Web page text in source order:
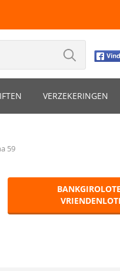
VERZEKERINGEN
59